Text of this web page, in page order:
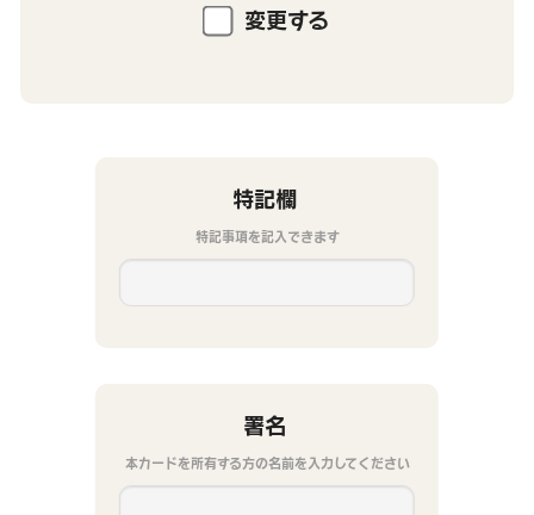
変更する
特記欄
特記事項を記入できます
署名
本カードを所有する方の名前を入力してください